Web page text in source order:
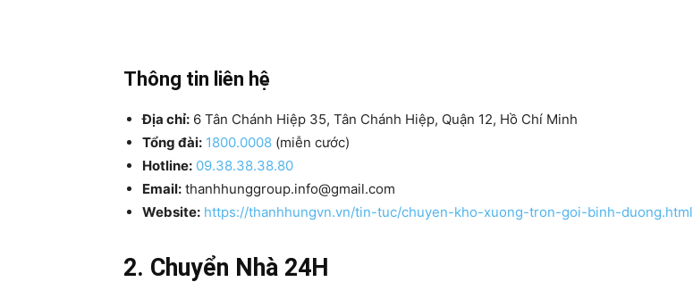
Thông tin liên hệ
Địa chỉ: 6 Tân Chánh Hiệp 35, Tân Chánh Hiệp, Quận 12, Hồ Chí Minh
Tổng đài: 1800.0008 (miễn cước)
Hotline: 09.38.38.38.80
Email: thanhhunggroup.info@gmail.com
Website: https://thanhhungvn.vn/tin-tuc/chuyen-kho-xuong-tron-goi-binh-duong.html
2. Chuyển Nhà 24H